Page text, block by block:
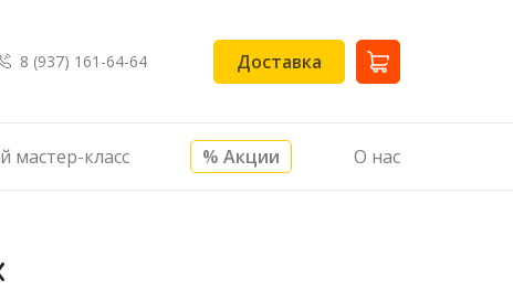
8 (937) 161-64-64 Доставка
мастер-класс % Акции О нас